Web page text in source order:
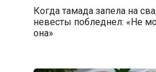
Когда тамада запела на
невесты побледнел: «Не
она»